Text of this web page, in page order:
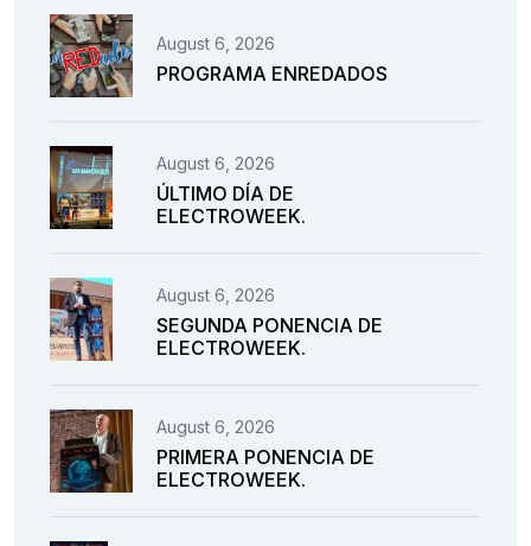
August 6, 2026
PROGRAMA ENREDADOS
August 6, 2026
ÚLTIMO DÍA DE
ELECTROWEEK.
August 6, 2026
SEGUNDA PONENCIA DE
ELECTROWEEK.
August 6, 2026
PRIMERA PONENCIA DE
ELECTROWEEK.